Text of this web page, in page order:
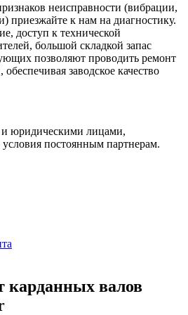
неисправности (вибрации,
приезжайте к нам на диагностику.
доступ к технической
большой складкой запас
позволяют проводить ремонт
заводское качество
и юридическими лицами,
постоянным партнерам.
карданных валов